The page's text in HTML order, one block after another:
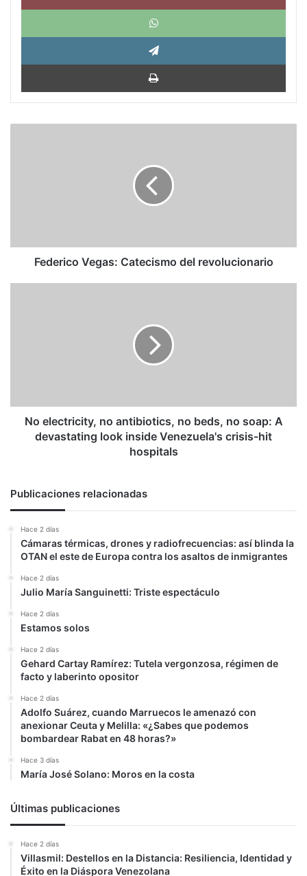
Federico Vegas: Catecismo del revolucionario
A
devastating
hit
No electricity, no antibiotics, no beds, no soap: A
devastating look inside Venezuela's crisis-hit
hospitals
Publicaciones relacionadas
Hace 2 días
Cámaras térmicas, drones y radiofrecuencias: así blinda la
OTAN el este de Europa contra los asaltos de inmigrantes
Hace 2 días
Julio María Sanguinetti: Triste espectáculo
Hace 2 días
Estamos solos
Hace 2 días
Gehard Cartay Ramírez: Tutela vergonzosa, régimen de
facto y laberinto opositor
Hace 2 días
Adolfo Suárez, cuando Marruecos le amenazó con
anexionar Ceuta y Melilla: «¿Sabes que podemos
bombardear Rabat en 48 horas?»
Hace 3 días
María José Solano: Moros en la costa
Últimas publicaciones
Hace 2 días
Villasmil: Destellos en la Distancia: Resiliencia, Identidad y
Éxito en la Diáspora Venezolana